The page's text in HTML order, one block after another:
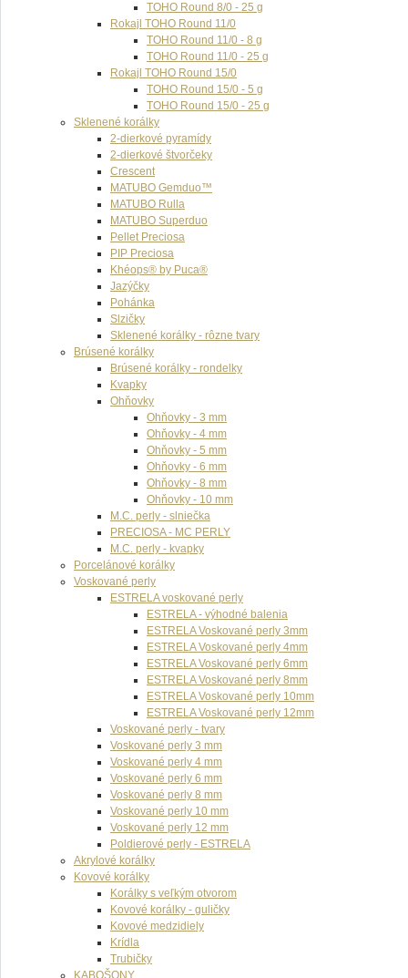
TOHO Round 8/0 - 25 g
Rokajl TOHO Round 11/0
TOHO Round 11/0 - 8 g
TOHO Round 11/0 - 25 g
Rokajl TOHO Round 15/0
TOHO Round 15/0 - 5 g
TOHO Round 15/0 - 25 g
Sklenené korálky
2-dierkové pyramídy
2-dierkové štvorčeky
Crescent
MATUBO Gemduo™
MATUBO Rulla
MATUBO Superduo
Pellet Preciosa
PIP Preciosa
Khéops® by Puca®
Jazýčky
Pohánka
Slzičky
Sklenené korálky - rôzne tvary
Brúsené korálky
Brúsené korálky - rondelky
Kvapky
Ohňovky
Ohňovky - 3 mm
Ohňovky - 4 mm
Ohňovky - 5 mm
Ohňovky - 6 mm
Ohňovky - 8 mm
Ohňovky - 10 mm
M.C. perly - slniečka
PRECIOSA - MC PERLY
M.C. perly - kvapky
Porcelánové korálky
Voskované perly
ESTRELA voskované perly
ESTRELA - výhodné balenia
ESTRELA Voskované perly 3mm
ESTRELA Voskované perly 4mm
ESTRELA Voskované perly 6mm
ESTRELA Voskované perly 8mm
ESTRELA Voskované perly 10mm
ESTRELA Voskované perly 12mm
Voskované perly - tvary
Voskované perly 3 mm
Voskované perly 4 mm
Voskované perly 6 mm
Voskované perly 8 mm
Voskované perly 10 mm
Voskované perly 12 mm
Poldierové perly - ESTRELA
Akrylové korálky
Kovové korálky
Korálky s veľkým otvorom
Kovové korálky - guličky
Kovové medzidiely
Krídla
Trubičky
KABOŠONY